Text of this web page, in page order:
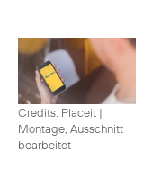
Credits: Placeit |
Montage, Ausschnitt
bearbeitet